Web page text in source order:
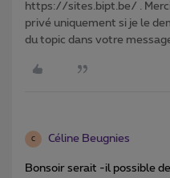
https://sites.bipt.be/ .
privé uniquement si je le
du topic dans votre
C Céline Beugnies
Bonsoir serait -il possible